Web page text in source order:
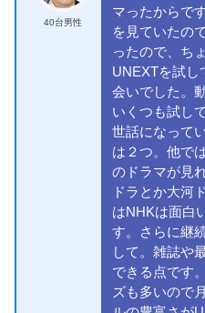
40台男性
マったからで
を見ていたの
ったので、ち
UNEXTを試し
会いでした。
いくつも試し
世話になって
は２つ。他で
のドラマが見
ドラとか大河
はNHKは面白
す。さらに継
して。雑誌や
できる点です
ズも多いので